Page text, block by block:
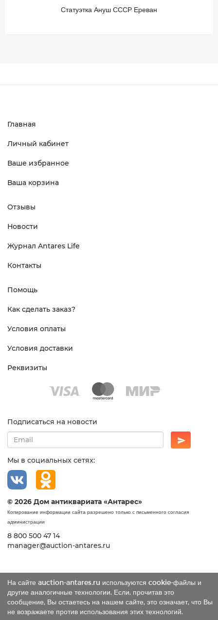
Статуэтка Ануш СССР Ереван
На сайте auction-antares.ru используются cookie-файлы и
другие аналогичные технологии. Если, прочитав это
сообщение, Вы остаетесь на нашем сайте, это означает, что Вы
не возражаете против использования этих технологий.
Главная
Личный кабинет
Ваше избранное
Ваша корзина
Отзывы
Новости
Журнал Antares Life
Контакты
Помощь
Как сделать заказ?
Условия оплаты
Условия доставки
Реквизиты
Подписаться на новости
Мы в социальных сетях:
© 2026 Дом антиквариата «Антарес»
Копирование информации сайта разрешено только с письменного согласия
администрации
8 800 500 47 14
manager@auction-antares.ru